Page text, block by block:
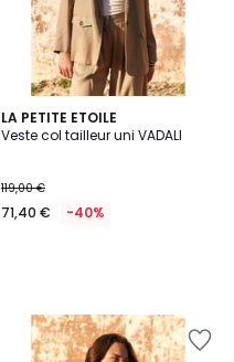
LA PETITE ETOILE
Veste col tailleur uni VADALI
119,00 €
71,40 € -40%